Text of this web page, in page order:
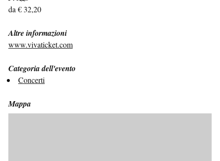
da € 32,20
Altre informazioni
www.vivaticket.com
Categoria dell'evento
Concerti
Mappa